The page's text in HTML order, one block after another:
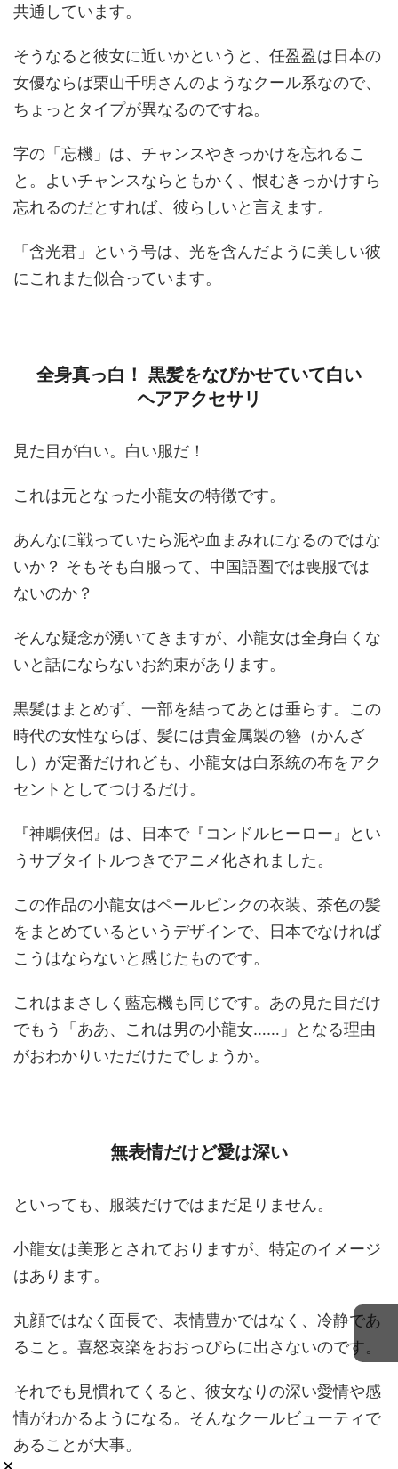
共通しています。
そうなると彼女に近いかというと、任盈盈は日本の
女優ならば栗山千明さんのようなクール系なので、
ちょっとタイプが異なるのですね。
字の「忘機」は、チャンスやきっかけを忘れるこ
と。よいチャンスならともかく、恨むきっかけすら
忘れるのだとすれば、彼らしいと言えます。
「含光君」という号は、光を含んだように美しい彼
にこれまた似合っています。
全身真っ白！ 黒髪をなびかせていて白い
ヘアアクセサリ
見た目が白い。白い服だ！
これは元となった小龍女の特徴です。
あんなに戦っていたら泥や血まみれになるのではな
いか？ そもそも白服って、中国語圏では喪服では
ないのか？
そんな疑念が湧いてきますが、小龍女は全身白くな
いと話にならないお約束があります。
黒髪はまとめず、一部を結ってあとは垂らす。この
時代の女性ならば、髪には貴金属製の簪（かんざ
し）が定番だけれども、小龍女は白系統の布をアク
セントとしてつけるだけ。
『神鵰侠侶』は、日本で『コンドルヒーロー』とい
うサブタイトルつきでアニメ化されました。
この作品の小龍女はペールピンクの衣装、茶色の髪
をまとめているというデザインで、日本でなければ
こうはならないと感じたものです。
これはまさしく藍忘機も同じです。あの見た目だけ
でもう「ああ、これは男の小龍女……」となる理由
がおわかりいただけたでしょうか。
無表情だけど愛は深い
といっても、服装だけではまだ足りません。
小龍女は美形とされておりますが、特定のイメージ
はあります。
丸顔ではなく面長で、表情豊かではなく、冷静であ
ること。喜怒哀楽をおおっぴらに出さないのです。
それでも見慣れてくると、彼女なりの深い愛情や感
情がわかるようになる。そんなクールビューティで
あることが大事。